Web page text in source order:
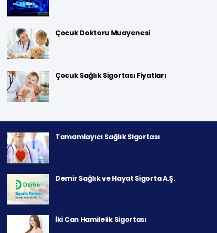
Çocuk Doktoru Muayenesi
Çocuk Sağlık Sigortası Fiyatları
Tamamlayıcı Sağlık Sigortası
Demir Sağlık ve Hayat Sigorta A.Ş.
İki Can Hamilelik Sigortası